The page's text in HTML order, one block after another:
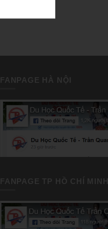
FANPAGE HÀ NỘI
FANPAGE TP HỒ CHÍ MINH